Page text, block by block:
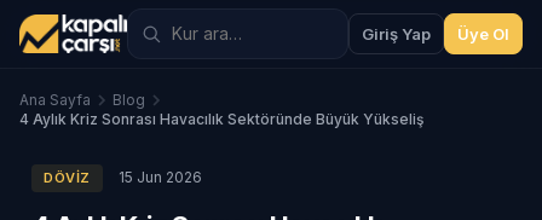
Giriş Yap Üye Ol
Ana Sayfa
Blog
4 Aylık Kriz Sonrası Havacılık Sektöründe Büyük Yükseliş
DÖVIZ 15 Jun 2026